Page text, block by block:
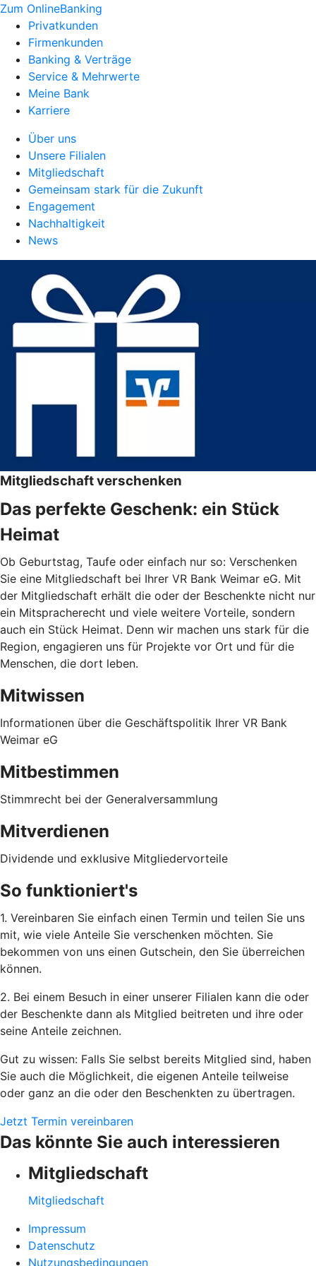
Zum OnlineBanking
Privatkunden
Firmenkunden
Banking & Verträge
Service & Mehrwerte
Meine Bank
Karriere
Über uns
Unsere Filialen
Mitgliedschaft
Gemeinsam stark für die Zukunft
Engagement
Nachhaltigkeit
News
Mitgliedschaft verschenken
Das perfekte Geschenk: ein Stück
Heimat
Ob Geburtstag, Taufe oder einfach nur so: Verschenken
Sie eine Mitgliedschaft bei Ihrer VR Bank Weimar eG. Mit
der Mitgliedschaft erhält die oder der Beschenkte nicht nur
ein Mitspracherecht und viele weitere Vorteile, sondern
auch ein Stück Heimat. Denn wir machen uns stark für die
Region, engagieren uns für Projekte vor Ort und für die
Menschen, die dort leben.
Mitwissen
Informationen über die Geschäftspolitik Ihrer VR Bank
Weimar eG
Mitbestimmen
Stimmrecht bei der Generalversammlung
Mitverdienen
Dividende und exklusive Mitgliedervorteile
So funktioniert's
1. Vereinbaren Sie einfach einen Termin und teilen Sie uns
mit, wie viele Anteile Sie verschenken möchten. Sie
bekommen von uns einen Gutschein, den Sie überreichen
können.
2. Bei einem Besuch in einer unserer Filialen kann die oder
der Beschenkte dann als Mitglied beitreten und ihre oder
seine Anteile zeichnen.
Gut zu wissen: Falls Sie selbst bereits Mitglied sind, haben
Sie auch die Möglichkeit, die eigenen Anteile teilweise
oder ganz an die oder den Beschenkten zu übertragen.
Jetzt Termin vereinbaren
Das könnte Sie auch interessieren
Mitgliedschaft
Mitgliedschaft
Impressum
Datenschutz
Nutzungsbedingungen